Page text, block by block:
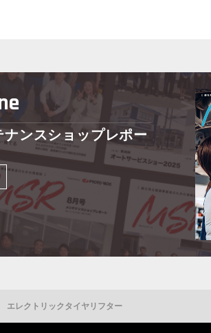
ナンスショップレポー
エレクトリックタイヤリフター